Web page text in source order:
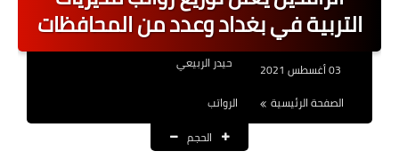
اخبار القطاع الخاص
العقود والاجور اليومية
التربية في بغداد وعدد من المحافظات
حيدر الربيعي
الصفحة الرئيسية
الرواتب
الحجم